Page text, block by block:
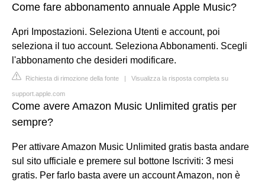
Come fare abbonamento annuale Apple Music?
Apri Impostazioni. Seleziona Utenti e account, poi
seleziona il tuo account. Seleziona Abbonamenti. Scegli
l'abbonamento che desideri modificare.
Richiesta di rimozione della fonte | Visualizza la risposta completa su
support.apple.com
Come avere Amazon Music Unlimited gratis per
sempre?
Per attivare Amazon Music Unlimited gratis basta andare
sul sito ufficiale e premere sul bottone Iscriviti: 3 mesi
gratis. Per farlo basta avere un account Amazon, non è